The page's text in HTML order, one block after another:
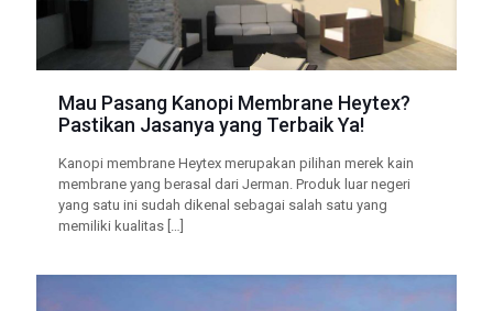
Mau Pasang Kanopi Membrane Heytex?
Pastikan Jasanya yang Terbaik Ya!
Kanopi membrane Heytex merupakan pilihan merek kain
membrane yang berasal dari Jerman. Produk luar negeri
yang satu ini sudah dikenal sebagai salah satu yang
memiliki kualitas […]